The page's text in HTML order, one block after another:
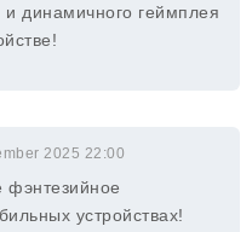
динамичного геймплея
2025 22:00
фэнтезийное
устройствах!